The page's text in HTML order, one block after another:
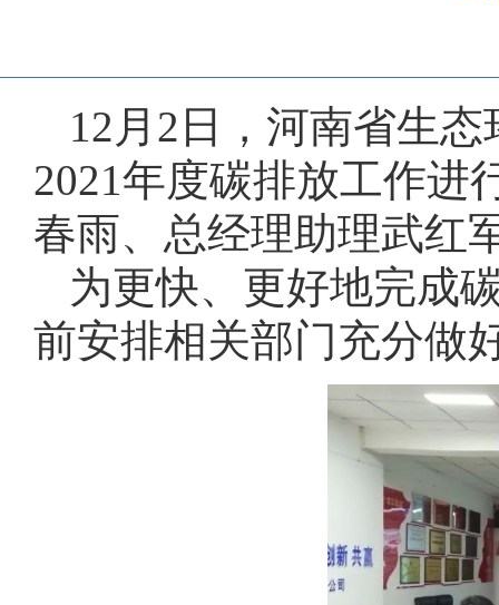
12月2日，河南省生
2021年度碳排放工作进
春雨、总经理助理武红
为更快、更好地完成
前安排相关部门充分做